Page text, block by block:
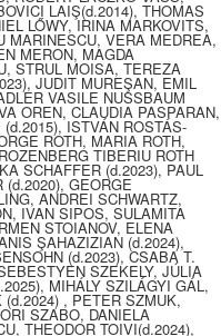
LAIŞ(d.2014), THOMAS
LŐWY, IRINA MARKOVITS,
MARINESCU, VERA MEDREA,
MERON, MAGDA
STRUL MOISA, TEREZA
JUDIT MUREŞAN, EMIL
VASILE NUSSBAUM
OREN, CLAUDIA PASPARAN,
ISTVÁN ROSTÁS-
ROTH, MARIA ROTH,
TIBERIU ROTH
SCHAFFER (d.2023), PAUL
(d.2020), GEORGE
ANDREI SCHWARTZ,
IVAN SIPOS, SULAMITA
STOIANOV, ELENA
ŞAHAZIZIAN (d.2024),
(d.2023), CSABA T.
SZEKELY, JÚLIA
MIHÁLY SZILÁGYI GÁL,
(d.2024) , PETER SZMUK,
SZABO, DANIELA
THEODOR TOIVI(d.2024),